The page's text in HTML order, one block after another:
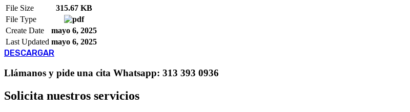
File Size
315.67 KB
File Type
Create Date
mayo 6, 2025
Last Updated mayo 6, 2025
DESCARGAR
Llámanos y pide una cita Whatsapp: 313 393 0936
Solicita nuestros servicios